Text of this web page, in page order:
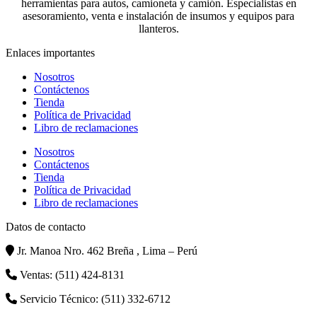
herramientas para autos, camioneta y camión. Especialistas en
asesoramiento, venta e instalación de insumos y equipos para
llanteros.
Enlaces importantes
Nosotros
Contáctenos
Tienda
Política de Privacidad
Libro de reclamaciones
Nosotros
Contáctenos
Tienda
Política de Privacidad
Libro de reclamaciones
Datos de contacto
Jr. Manoa Nro. 462 Breña , Lima – Perú
Ventas: (511) 424-8131
Servicio Técnico: (511) 332-6712